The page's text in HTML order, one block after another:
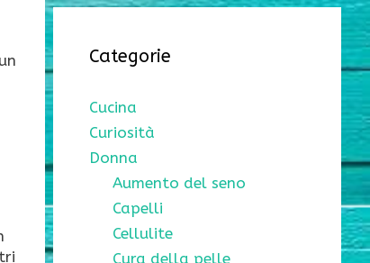
Categorie
Cucina
Curiosità
Donna
Aumento del seno
Capelli
Cellulite
Cura della pelle